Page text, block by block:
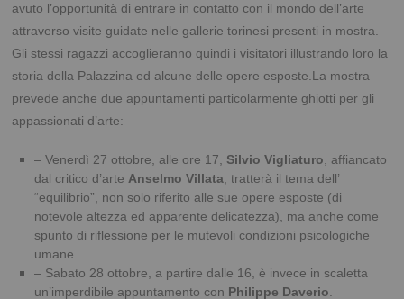
avuto l’opportunità di entrare in contatto con il mondo dell’arte
attraverso visite guidate nelle gallerie torinesi presenti in mostra.
Gli stessi ragazzi accoglieranno quindi i visitatori illustrando loro la
storia della Palazzina ed alcune delle opere esposte.La mostra
prevede anche due appuntamenti particolarmente ghiotti per gli
appassionati d’arte:
– Venerdì 27 ottobre, alle ore 17, Silvio Vigliaturo , affiancato
dal critico d’arte Anselmo Villata , tratterà il tema dell’
“equilibrio”, non solo riferito alle sue opere esposte (di
notevole altezza ed apparente delicatezza), ma anche come
spunto di riflessione per le mutevoli condizioni psicologiche
umane
– Sabato 28 ottobre, a partire dalle 16, è invece in scaletta
un’imperdibile appuntamento con Philippe Daverio